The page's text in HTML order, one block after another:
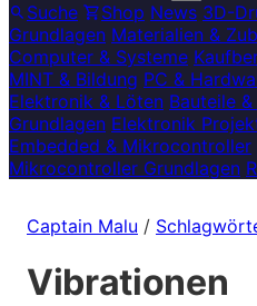
Suche
Shop News 3D-
Grundlagen Materialien &
Computer & Systeme
MINT & Bildung PC &
Elektronik & Löten Bauteile
Grundlagen Elektronik
Embedded & Mikrocontroller
Mikrocontroller Grundlagen
Captain Malu /
Vibrationen